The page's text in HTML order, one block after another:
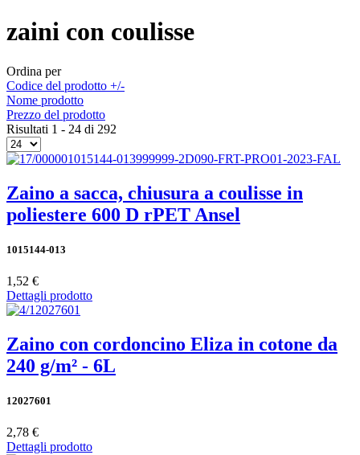
zaini con coulisse
Ordina per
Codice del prodotto +/-
Nome prodotto
Prezzo del prodotto
Risultati 1 - 24 di 292
Zaino a sacca, chiusura a coulisse in
poliestere 600 D rPET Ansel
1015144-013
1,52 €
Dettagli prodotto
Zaino con cordoncino Eliza in cotone da
240 g/m² - 6L
12027601
2,78 €
Dettagli prodotto